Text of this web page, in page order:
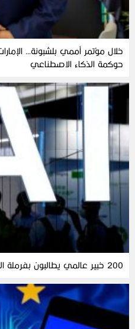
خلال مؤتمر أممي بلشبونة…
حوكمة الذكاء الاصطناعي
200 خبير عالمي يطالبون بفرملة الذكاء الاصطناعي